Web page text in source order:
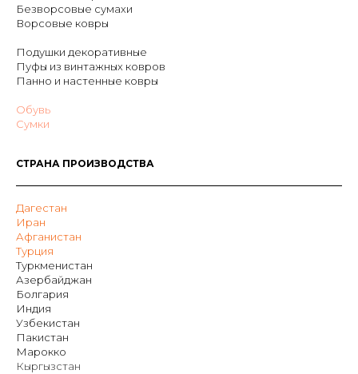
Безворсовые сумахи
Ворсовые ковры
Подушки декоративные
Пуфы из винтажных ковров
Панно и настенные ковры
Обувь
Сумки
СТРАНА ПРОИЗВОДСТВА
Дагестан
Иран
Афганистан
Турция
Туркменистан
Азербайджан
Болгария
Индия
Узбекистан
Пакистан
Марокко
Кыргызстан